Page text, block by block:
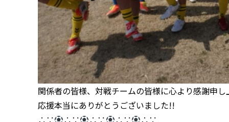
関係者の皆様、対戦チームの皆様に心より感謝申し
応援本当にありがとうございました!!